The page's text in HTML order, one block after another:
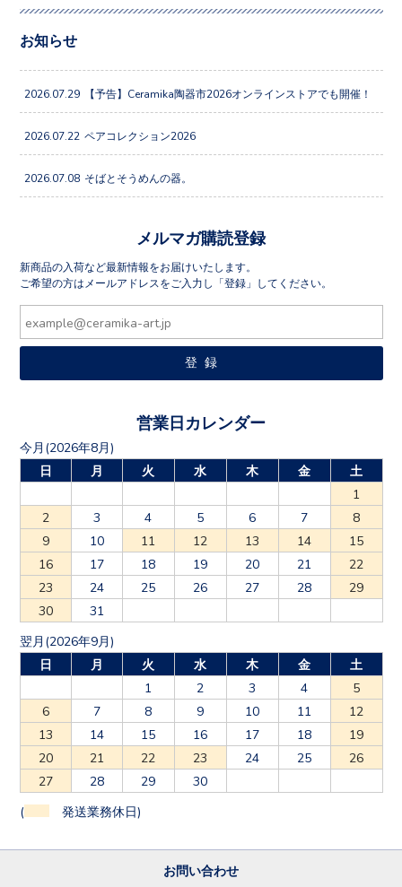
お知らせ
2026.07.29 【予告】Ceramika陶器市2026オンラインストアでも開催！
2026.07.22 ペアコレクション2026
2026.07.08 そばとそうめんの器。
メルマガ購読登録
新商品の入荷など最新情報をお届けいたします。
ご希望の方はメールアドレスをご入力し「登録」してください。
営業日カレンダー
今月(2026年8月)
日
月 火 水 木 金
土
1
2
3 4 5 6 7
8
9
10 11 12 13 14
15
16
17 18 19 20 21
22
23
24 25 26 27 28
29
30
31
翌月(2026年9月)
日
月 火 水 木 金
土
1
2 3 4
5
6
7 8 9 10 11
12
13
14 15 16 17 18
19
20
21 22 23 24 25
26
27
28 29 30
( 発送業務休日)
お問い合わせ